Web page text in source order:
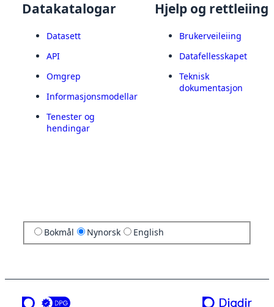
Datakatalogar
Datasett
API
Omgrep
Informasjonsmodellar
Tenester og
hendingar
Hjelp og rettleiing
Brukerveileiing
Datafellesskapet
Teknisk
dokumentasjon
Bokmål Nynorsk English